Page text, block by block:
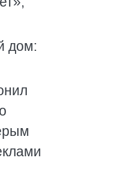
дом: